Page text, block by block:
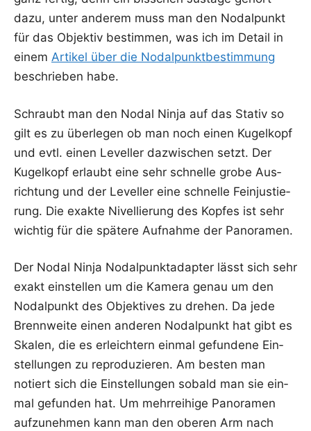
dazu, unter ande­rem muss man den Nodal­punkt
für das Objek­tiv bestim­men, was ich im Detail in
einem Arti­kel über die Nodal­punkt­be­stim­mung
beschrie­ben habe.
Schraubt man den Nodal Nin­ja auf das Sta­tiv so
gilt es zu über­le­gen ob man noch einen Kugel­kopf
und evtl. einen Level­ler dazwi­schen setzt. Der
Kugel­kopf erlaubt eine sehr schnel­le gro­be Aus­
rich­tung und der Level­ler eine schnel­le Fein­jus­tie­
rung. Die exak­te Nivel­lie­rung des Kop­fes ist sehr
wich­tig für die spä­te­re Auf­nah­me der Panoramen.
Der Nodal Nin­ja Nodal­punkt­ad­ap­ter lässt sich sehr
exakt ein­stel­len um die Kame­ra genau um den
Nodal­punkt des Objek­ti­ves zu dre­hen. Da jede
Brenn­wei­te einen ande­ren Nodal­punkt hat gibt es
Ska­len, die es erleich­tern ein­mal gefun­de­ne Ein­
stel­lun­gen zu repro­du­zie­ren. Am bes­ten man
notiert sich die Ein­stel­lun­gen sobald man sie ein­
mal gefun­den hat. Um mehr­rei­hi­ge Pan­ora­men
auf­zu­neh­men kann man den obe­ren Arm nach